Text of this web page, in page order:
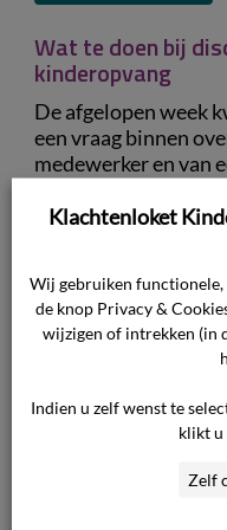
Wat te doen bij
kinderopvang
De afgelopen week
een vraag binnen
medewerker en van
VERDER LEZEN
Klachtenloket 6
Het Klachtenloket
jaar actief. Ouders
informatie en
VERDER LEZEN
Wisselende
Klachtenloket
Wij gebruiken functionele,
de knop Privacy &
wijzigen of intrekken (in
Indien u zelf wenst te
klikt u
Zelf